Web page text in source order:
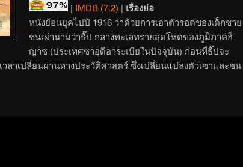
| IMDB (7.2) | เรื่องย่อ
หนังย้อนยุคไปปี 1916 ว่าด้วยการเอาตัวรอดของเด็กชาย
ชนเผ่านามว่าธี๊ป กลางทะเลทรายสุดโหดของภูมิภาคฮิ
ญาซ (ประเทศซาอุดิอาระเบียในปัจจุบัน) ก่อนที่ธี๊ปจะ
ลาเปลี่ยนผ่านทางประวัติศาสตร์ ซึ่งเปลี่ยนแปลงตัวเขาและชน